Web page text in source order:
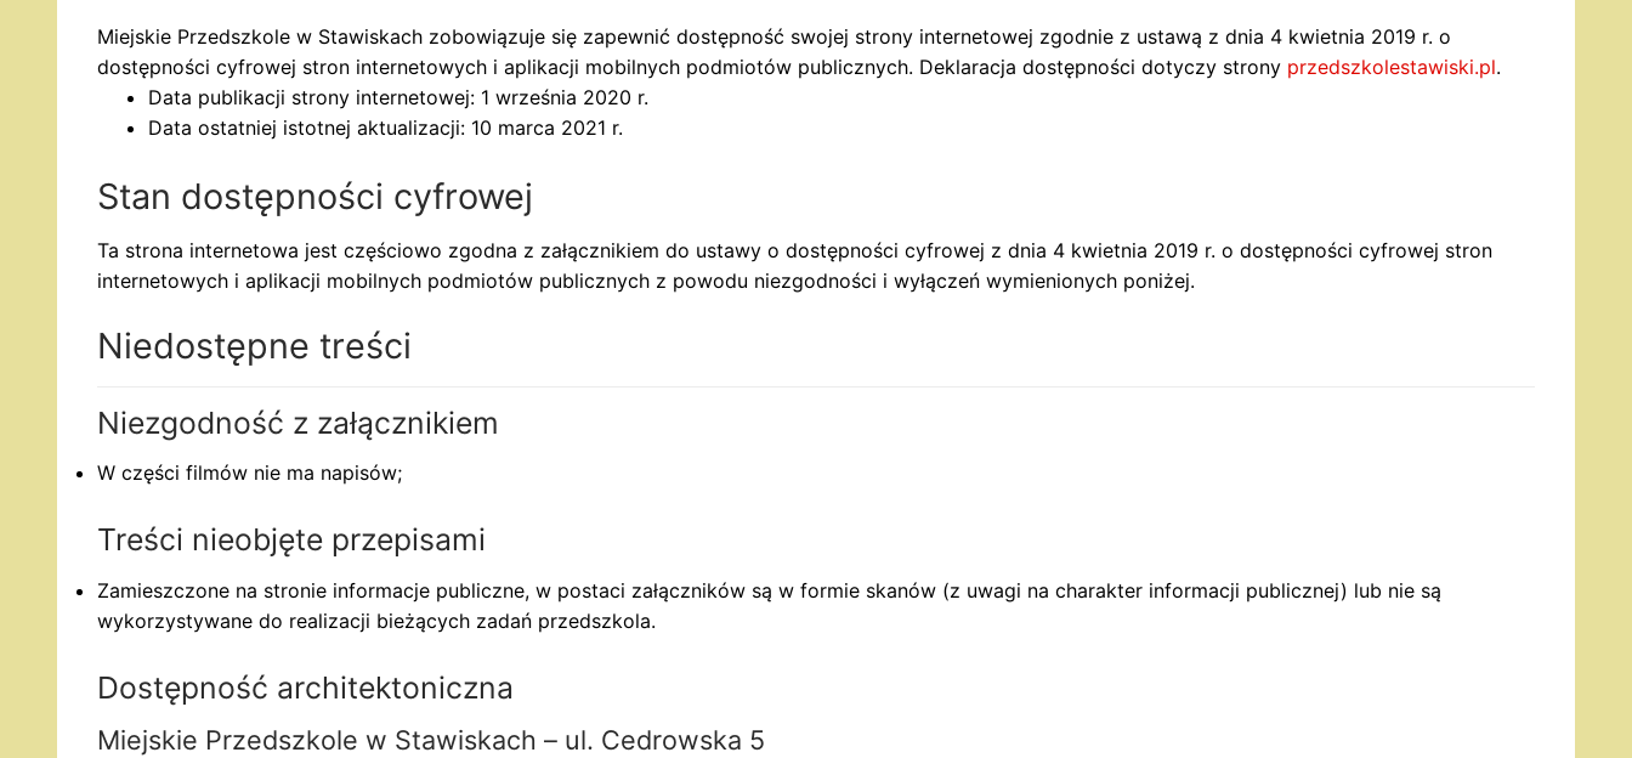
Miejskie Przedszkole w Stawiskach zobowiązuje się zapewnić dostępność swojej strony internetowej zgodnie z ustawą z dnia 4 kwietnia 2019 r. o
dostępności cyfrowej stron internetowych i aplikacji mobilnych podmiotów publicznych. Deklaracja dostępności dotyczy strony przedszkolestawiski.pl.
Data publikacji strony internetowej: 1 września 2020 r.
Data ostatniej istotnej aktualizacji: 10 marca 2021 r.
Stan dostępności cyfrowej
Ta strona internetowa jest częściowo zgodna z załącznikiem do ustawy o dostępności cyfrowej z dnia 4 kwietnia 2019 r. o dostępności cyfrowej stron
internetowych i aplikacji mobilnych podmiotów publicznych z powodu niezgodności i wyłączeń wymienionych poniżej.
Niedostępne treści
Niezgodność z załącznikiem
W części filmów nie ma napisów;
Treści nieobjęte przepisami
Zamieszczone na stronie informacje publiczne, w postaci załączników są w formie skanów (z uwagi na charakter informacji publicznej) lub nie są
wykorzystywane do realizacji bieżących zadań przedszkola.
Dostępność architektoniczna
Miejskie Przedszkole w Stawiskach – ul. Cedrowska 5